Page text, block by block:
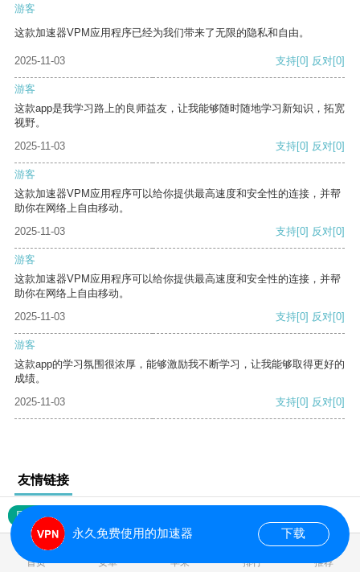
游客
这款加速器VPM应用程序已经为我们带来了无限的隐私和自由。
2025-11-03 支持[0] 反对[0]
游客
这款app是我学习路上的良师益友，让我能够随时随地学习新知识，拓宽
视野。
2025-11-03
支持[0] 反对[0]
游客
这款加速器VPM应用程序可以给你提供最高速度和安全性的连接，并帮
助你在网络上自由移动。
2025-11-03
支持[0] 反对[0]
游客
这款加速器VPM应用程序可以给你提供最高速度和安全性的连接，并帮
助你在网络上自由移动。
2025-11-03
支持[0] 反对[0]
游客
这款app的学习氛围很浓厚，能够激励我不断学习，让我能够取得更好的
成绩。
2025-11-03
支持[0] 反对[0]
友情链接
网站地图
首页 安卓 苹果 排行 推荐
永久免费使用的加速器 下载
0.019754s